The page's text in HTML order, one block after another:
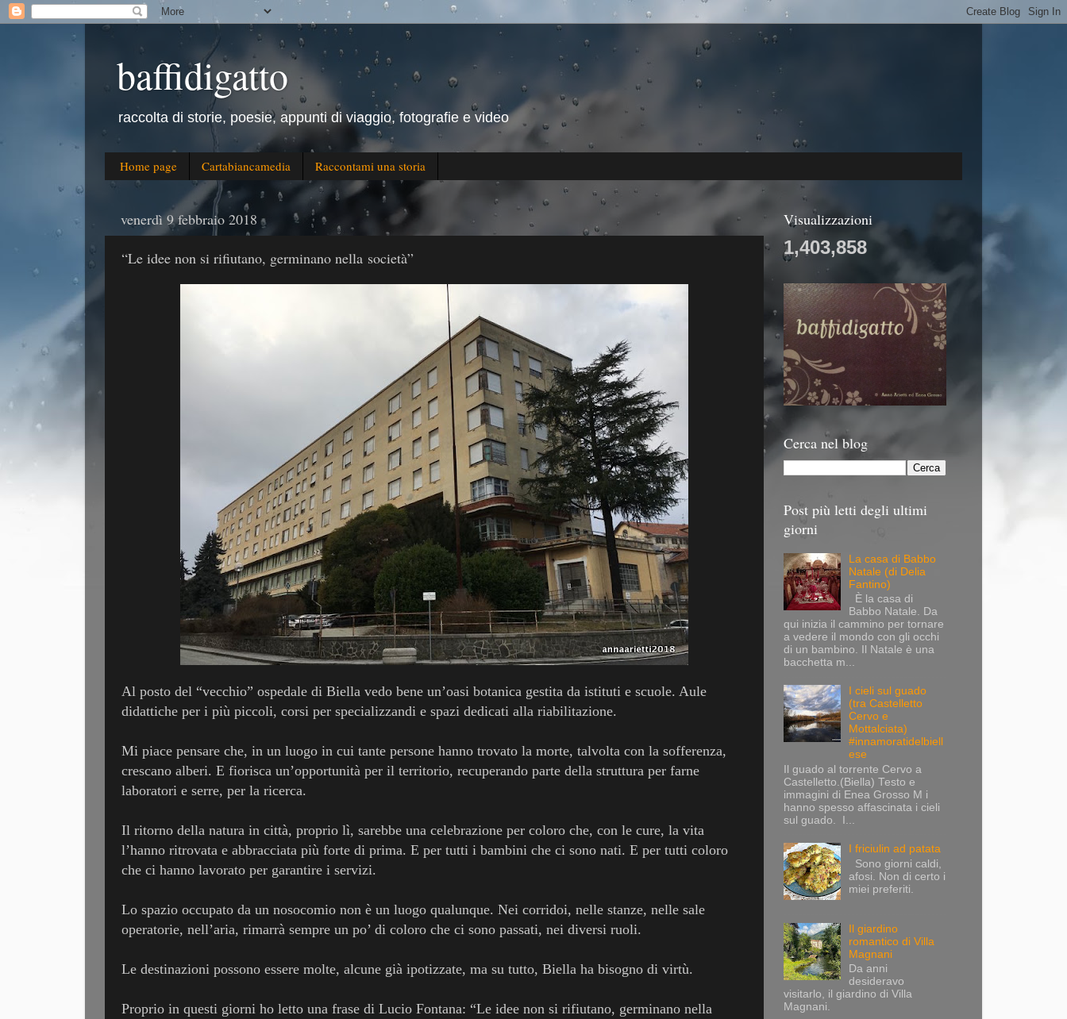
baffidigatto
raccolta di storie, poesie, appunti di viaggio, fotografie e video
Home page Cartabiancamedia Raccontami una storia
venerdì 9 febbraio 2018
“Le idee non si rifiutano, germinano nella società”
Al posto del “vecchio” ospedale di Biella vedo bene un’oasi botanica gestita da istituti e scuole. Aule
didattiche per i più piccoli, corsi per specializzandi e spazi dedicati alla riabilitazione.
Mi piace pensare che, in un luogo in cui tante persone hanno trovato la morte, talvolta con la sofferenza,
crescano alberi. E fiorisca un’opportunità per il territorio, recuperando parte della struttura per farne
laboratori e serre, per la ricerca.
Il ritorno della natura in città, proprio lì, sarebbe una celebrazione per coloro che, con le cure, la vita
l’hanno ritrovata e abbracciata più forte di prima. E per tutti i bambini che ci sono nati. E per tutti coloro
che ci hanno lavorato per garantire i servizi.
Lo spazio occupato da un nosocomio non è un luogo qualunque. Nei corridoi, nelle stanze, nelle sale
operatorie, nell’aria, rimarrà sempre un po’ di coloro che ci sono passati, nei diversi ruoli.
Le destinazioni possono essere molte, alcune già ipotizzate, ma su tutto, Biella ha bisogno di virtù.
Proprio in questi giorni ho letto una frase di Lucio Fontana: “Le idee non si rifiutano, germinano nella
Visualizzazioni
1,403,858
Cerca nel blog
Post più letti degli ultimi
giorni
La casa di Babbo
Natale (di Delia
Fantino)
È la casa di
Babbo Natale. Da
qui inizia il cammino per tornare
a vedere il mondo con gli occhi
di un bambino. Il Natale è una
bacchetta m...
I cieli sul guado
(tra Castelletto
Cervo e
Mottalciata)
#innamoratidelbiell
ese
Il guado al torrente Cervo a
Castelletto.(Biella) Testo e
immagini di Enea Grosso M i
hanno spesso affascinata i cieli
sul guado. I...
I friciulin ad patata
Sono giorni caldi,
afosi. Non di certo i
miei preferiti.
Il giardino
romantico di Villa
Magnani
Da anni
desideravo
visitarlo, il giardino di Villa
Magnani.